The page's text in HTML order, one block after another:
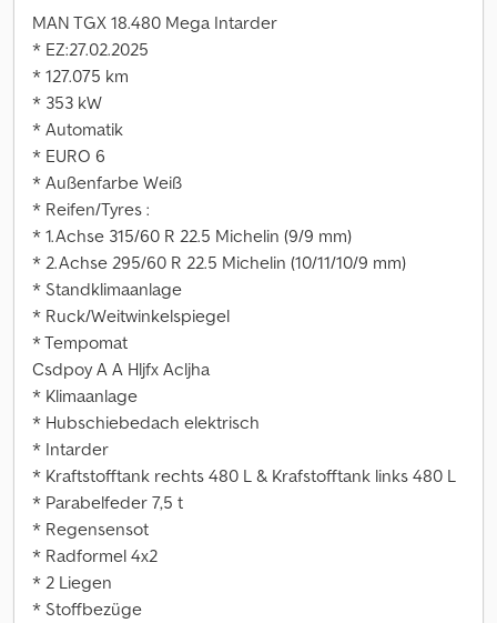
MAN TGX 18.480 Mega Intarder
* EZ:27.02.2025
* 127.075 km
* 353 kW
* Automatik
* EURO 6
* Außenfarbe Weiß
* Reifen/Tyres :
* 1.Achse 315/60 R 22.5 Michelin (9/9 mm)
* 2.Achse 295/60 R 22.5 Michelin (10/11/10/9 mm)
* Standklimaanlage
* Ruck/Weitwinkelspiegel
* Tempomat
Csdpoy A A Hljfx Acljha
* Klimaanlage
* Hubschiebedach elektrisch
* Intarder
* Kraftstofftank rechts 480 L & Krafstofftank links 480 L
* Parabelfeder 7,5 t
* Regensensot
* Radformel 4x2
* 2 Liegen
* Stoffbezüge